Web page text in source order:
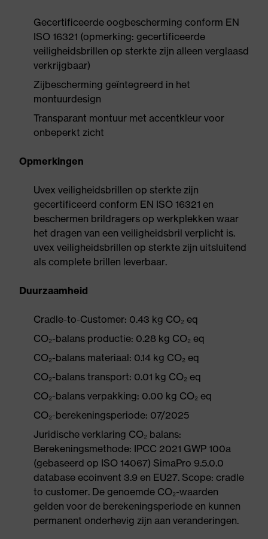
Gecertificeerde oogbescherming conform EN
ISO 16321 (opmerking: gecertificeerde
veiligheidsbrillen op sterkte zijn alleen verglaasd
verkrijgbaar)
Zijbescherming geïntegreerd in het
montuurdesign
Transparant montuur met accentkleur voor
onbeperkt zicht
Opmerkingen
Uvex veiligheidsbrillen op sterkte zijn
gecertificeerd conform EN ISO 16321 en
beschermen brildragers op werkplekken waar
het dragen van een veiligheidsbril verplicht is.
uvex veiligheidsbrillen op sterkte zijn uitsluitend
als complete brillen leverbaar.
Duurzaamheid
Cradle-to-Customer: 0.43 kg CO₂ eq
CO₂-balans productie: 0.28 kg CO₂ eq
CO₂-balans materiaal: 0.14 kg CO₂ eq
CO₂-balans transport: 0.01 kg CO₂ eq
CO₂-balans verpakking: 0.00 kg CO₂ eq
CO₂-berekeningsperiode: 07/2025
Juridische verklaring CO₂ balans:
Berekeningsmethode: IPCC 2021 GWP 100a
(gebaseerd op ISO 14067) SimaPro 9.5.0.0
database ecoinvent 3.9 en EU27. Scope: cradle
to customer. De genoemde CO₂-waarden
gelden voor de berekeningsperiode en kunnen
permanent onderhevig zijn aan veranderingen.